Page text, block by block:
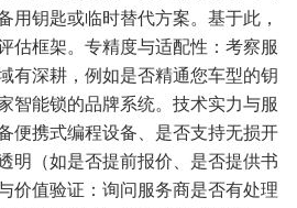
用钥匙或临时替代方案。基于此，
估框架。专精度与适配性：考察服
有深耕，例如是否精通您车型的钥
智能锁的品牌系统。技术实力与服
便携式编程设备、是否支持无损开
明（如是否提前报价、是否提供书
价值验证：询问服务商是否有处理